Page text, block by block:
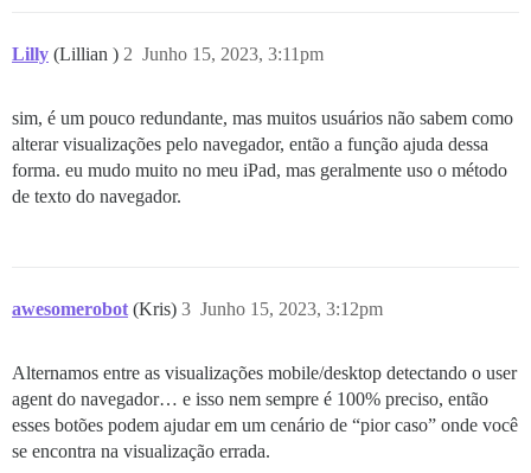
Lilly (Lillian ) Junho 15, 2023, 3:11pm
2
sim, é um pouco redundante, mas muitos usuários não sabem como
alterar visualizações pelo navegador, então a função ajuda dessa
forma. eu mudo muito no meu iPad, mas geralmente uso o método
de texto do navegador.
awesomerobot (Kris) Junho 15, 2023, 3:12pm
3
Alternamos entre as visualizações mobile/desktop detectando o user
agent do navegador… e isso nem sempre é 100% preciso, então
esses botões podem ajudar em um cenário de “pior caso” onde você
se encontra na visualização errada.